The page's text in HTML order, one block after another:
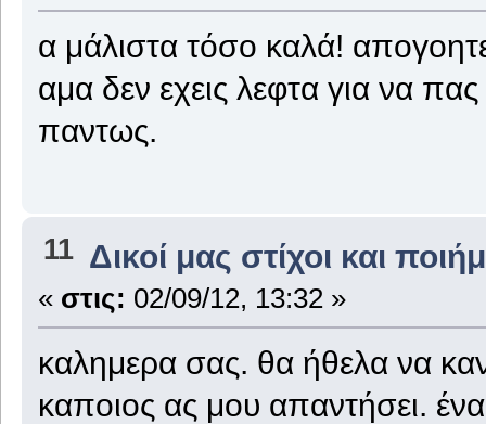
α μάλιστα τόσο καλά!
αμα δεν εχεις λεφτα για να
παντως.
11 Δικοί μας στίχοι και
« στις: 02/09/12, 13:32 »
καλημερα σας. θα ήθελα να
καποιος ας μου απαντήσει.